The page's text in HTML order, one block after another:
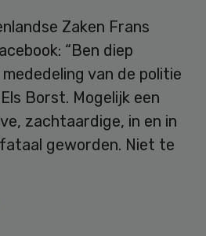
Zaken Frans
“Ben diep
van de politie
Borst. Mogelijk een
zachtaardige, in en in
geworden. Niet te